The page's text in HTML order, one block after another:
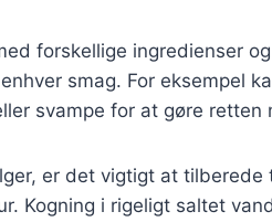
forskellige ingredienser
smag. For eksempel
svampe for at gøre
er det vigtigt at
Kogning i rigeligt saltet